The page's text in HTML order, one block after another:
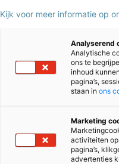
iep@bureau-ice.nl
JIJ!
jij@bureau-ice.nl
Kijk voor meer informatie op
Analyserend
Analytische
ons te
inhoud
pagina’s,
staan in ons
Marketing
activiteiten
pagina’s,
advertenties